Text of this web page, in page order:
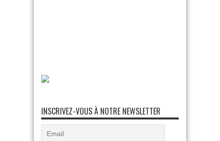
INSCRIVEZ-VOUS À NOTRE NEWSLETTER